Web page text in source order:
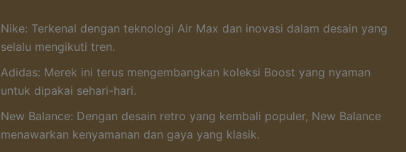
Nike: Terkenal dengan teknologi Air Max dan inovasi dalam desain yang
selalu mengikuti tren.
Adidas: Merek ini terus mengembangkan koleksi Boost yang nyaman
untuk dipakai sehari-hari.
New Balance: Dengan desain retro yang kembali populer, New Balance
menawarkan kenyamanan dan gaya yang klasik.